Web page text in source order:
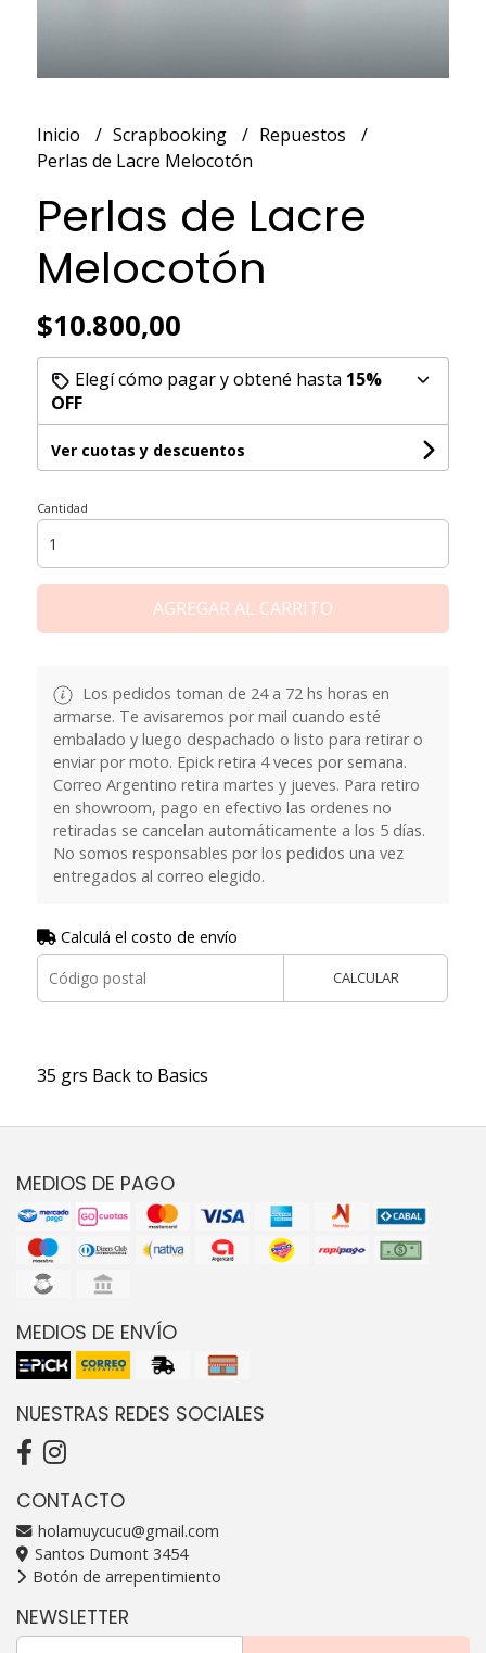
Inicio Scrapbooking
Repuestos
Perlas de Lacre Melocotón
Perlas de Lacre
Melocotón
$10.800,00
Elegí cómo pagar y obtené hasta 15%
OFF
Ver cuotas y descuentos
Cantidad
AGREGAR AL CARRITO
Los pedidos toman de 24 a 72 hs horas en
armarse. Te avisaremos por mail cuando esté
embalado y luego despachado o listo para retirar o
enviar por moto. Epick retira 4 veces por semana.
Correo Argentino retira martes y jueves. Para retiro
en showroom, pago en efectivo las ordenes no
retiradas se cancelan automáticamente a los 5 días.
No somos responsables por los pedidos una vez
entregados al correo elegido.
Calculá el costo de envío
CALCULAR
35 grs Back to Basics
MEDIOS DE PAGO
MEDIOS DE ENVÍO
NUESTRAS REDES SOCIALES
CONTACTO
holamuycucu@gmail.com
Santos Dumont 3454
Botón de arrepentimiento
NEWSLETTER